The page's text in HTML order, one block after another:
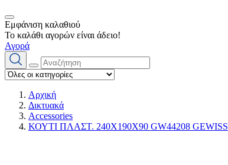
Εμφάνιση καλαθιού
Το καλάθι αγορών είναι άδειο!
Αγορά
Αρχική
Δικτυακά
Accessories
ΚΟΥΤΙ ΠΛΑΣΤ. 240X190X90 GW44208 GEWISS